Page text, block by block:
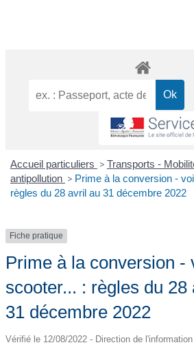
Accueil particuliers > Transports -
antipollution > Prime à la conversion -
règles du 28 avril au 31 décembre 2022
Fiche pratique
Prime à la conversion -
scooter... : règles du 28
31 décembre 2022
Vérifié le 12/08/2022 - Direction de